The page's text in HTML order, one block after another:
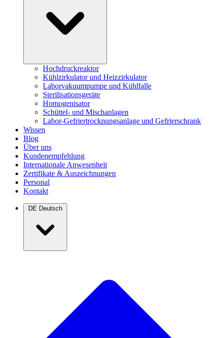
Hochdruckreaktor
Kühlzirkulator und Heizzirkulator
Laborvakuumpumpe und Kühlfalle
Sterilisationsgeräte
Homogenisator
Schüttel- und Mischanlagen
Labor-Gefriertrocknungsanlage und Gefrierschrank
Wissen
Blog
Über uns
Kundenempfehlung
Internationale Anwesenheit
Zertifikate & Auszeichnungen
Personal
Kontakt
DE Deutsch